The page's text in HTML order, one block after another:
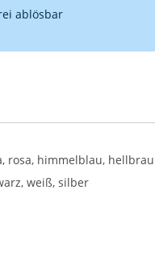
ablösbar
rosa, himmelblau,
weiß, silber